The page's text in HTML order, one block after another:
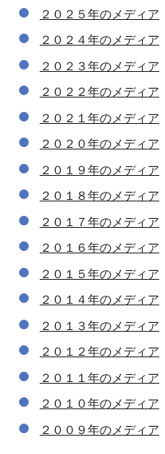
２０２５年のメディア
２０２４年のメディア
２０２３年のメディア
２０２２年のメディア
２０２１年のメディア
２０２０年のメディア
２０１９年のメディア
２０１８年のメディア
２０１７年のメディア
２０１６年のメディア
２０１５年のメディア
２０１４年のメディア
２０１３年のメディア
２０１２年のメディア
２０１１年のメディア
２０１０年のメディア
２００９年のメディア